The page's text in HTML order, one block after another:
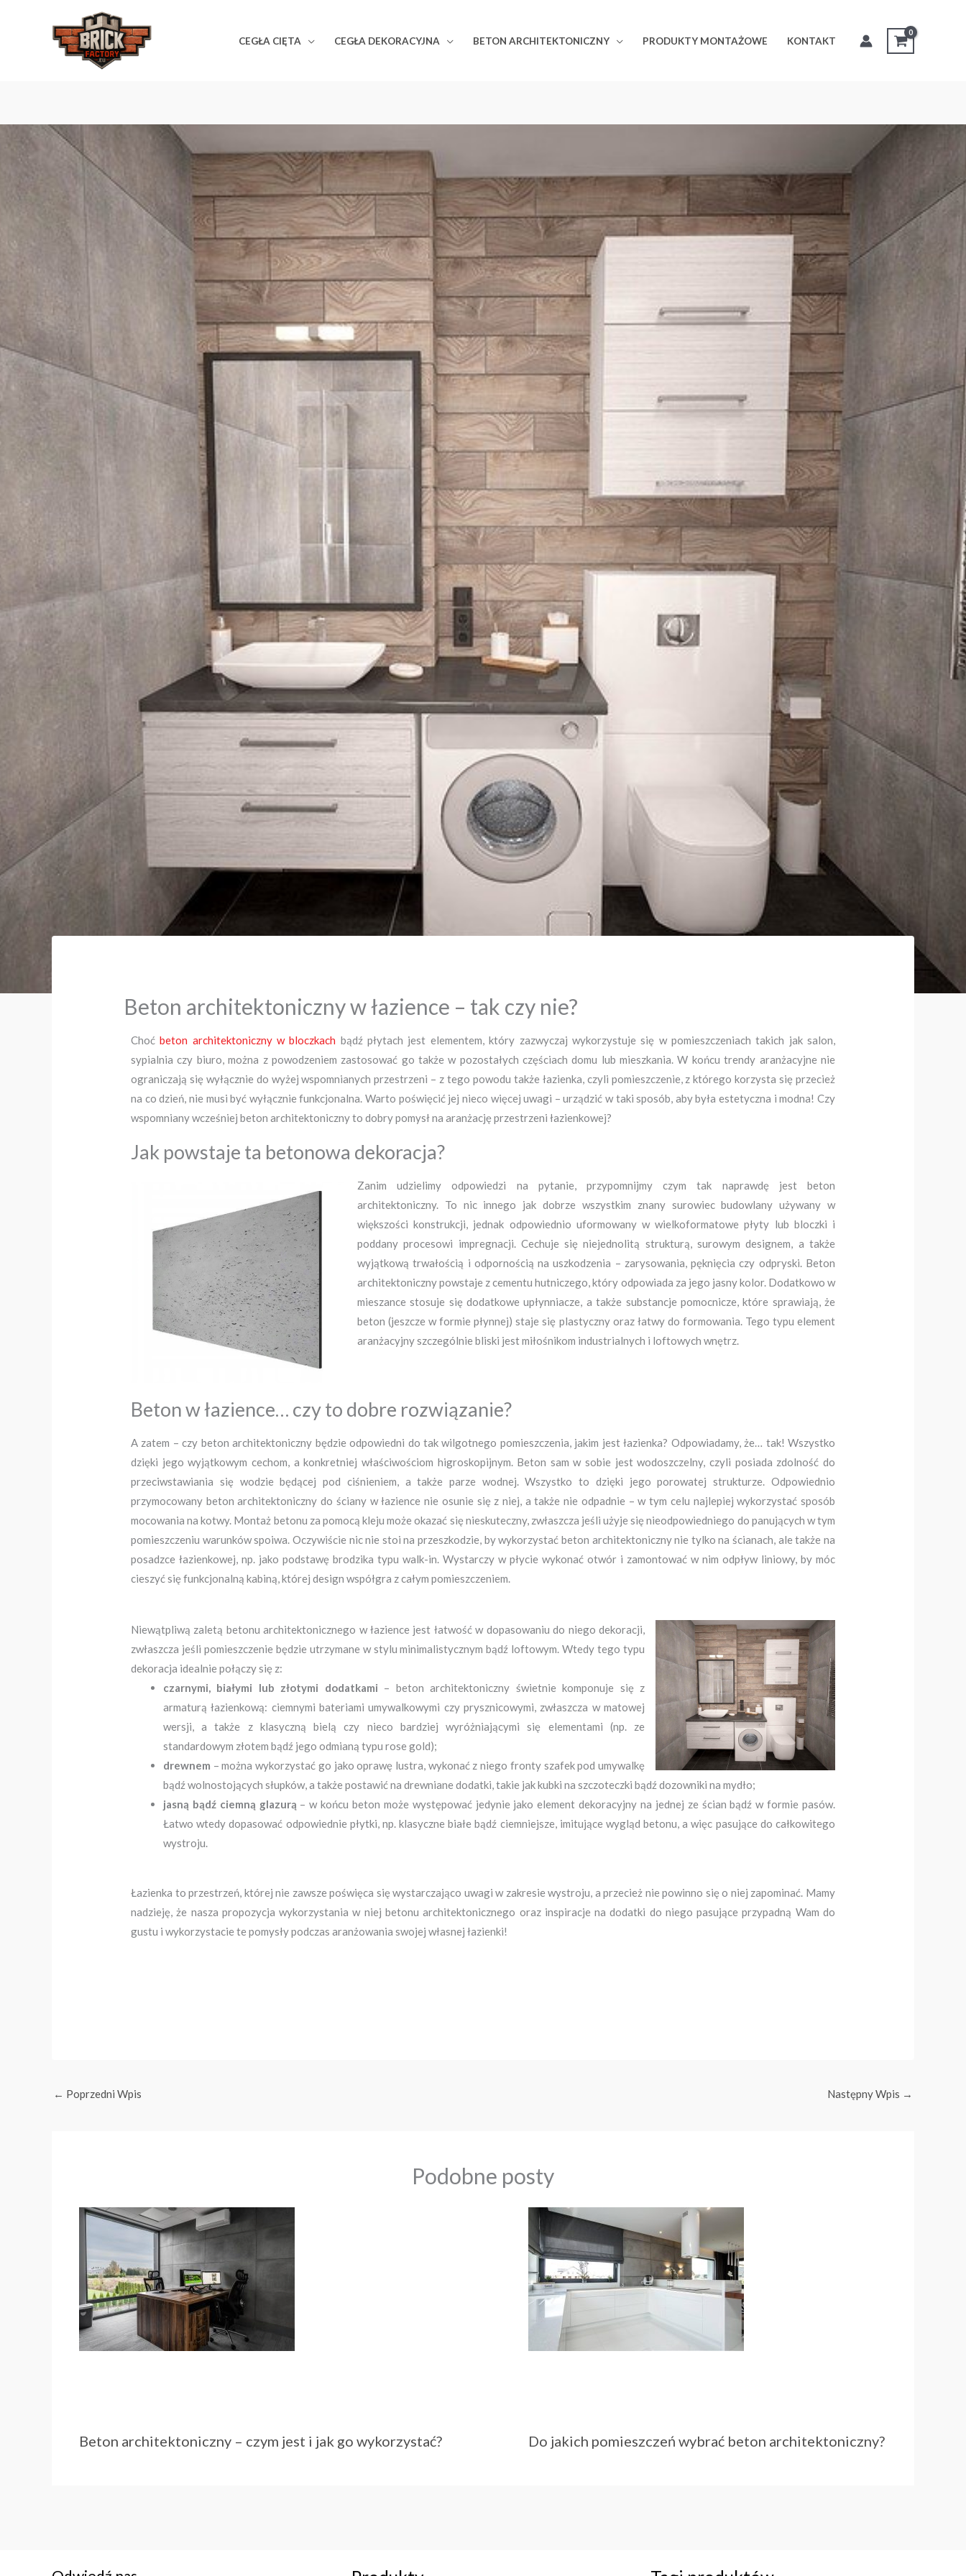
CEGŁA CIĘTA CEGŁA DEKORACYJNA BETON ARCHITEKTONICZNY PRODUKTY MONTAŻOWE KONTAKT
Beton architektoniczny w łazience – tak czy nie?
Choćbeton architektoniczny w bloczkach bądź płytach jest elementem, który zazwyczaj wykorzystuje się w pomieszczeniach takich jak salon,
sypialnia czy biuro, można z powodzeniem zastosować go także w pozostałych częściach domu lub mieszkania. W końcu trendy aranżacyjne nie
ograniczają się wyłącznie do wyżej wspomnianych przestrzeni – z tego powodu także łazienka, czyli pomieszczenie, z którego korzysta się przecież
na co dzień, nie musi być wyłącznie funkcjonalna. Warto poświęcić jej nieco więcej uwagi – urządzić w taki sposób, aby była estetyczna i modna! Czy
wspomniany wcześniej beton architektoniczny to dobry pomysł na aranżację przestrzeni łazienkowej?
Jak powstaje ta betonowa dekoracja?
Zanim udzielimy odpowiedzi na pytanie, przypomnijmy czym tak naprawdę jest beton
architektoniczny. To nic innego jak dobrze wszystkim znany surowiec budowlany używany w
większości konstrukcji, jednak odpowiednio uformowany w wielkoformatowe płyty lub bloczki i
poddany procesowi impregnacji. Cechuje się niejednolitą strukturą, surowym designem, a także
wyjątkową trwałością i odpornością na uszkodzenia – zarysowania, pęknięcia czy odpryski. Beton
architektoniczny powstaje z cementu hutniczego, który odpowiada za jego jasny kolor. Dodatkowo w
mieszance stosuje się dodatkowe upłynniacze, a także substancje pomocnicze, które sprawiają, że
beton (jeszcze w formie płynnej) staje się plastyczny oraz łatwy do formowania. Tego typu element
aranżacyjny szczególnie bliski jest miłośnikom industrialnych i loftowych wnętrz.
Beton w łazience… czy to dobre rozwiązanie?
A zatem – czy beton architektoniczny będzie odpowiedni do tak wilgotnego pomieszczenia, jakim jest łazienka? Odpowiadamy, że… tak! Wszystko
dzięki jego wyjątkowym cechom, a konkretniej właściwościom higroskopijnym. Beton sam w sobie jest wodoszczelny, czyli posiada zdolność do
przeciwstawiania się wodzie będącej pod ciśnieniem, a także parze wodnej. Wszystko to dzięki jego porowatej strukturze. Odpowiednio
przymocowany beton architektoniczny do ściany w łazience nie osunie się z niej, a także nie odpadnie – w tym celu najlepiej wykorzystać sposób
mocowania na kotwy. Montaż betonu za pomocą kleju może okazać się nieskuteczny, zwłaszcza jeśli użyje się nieodpowiedniego do panujących w tym
pomieszczeniu warunków spoiwa. Oczywiście nic nie stoi na przeszkodzie, by wykorzystać beton architektoniczny nie tylko na ścianach, ale także na
posadzce łazienkowej, np. jako podstawę brodzika typu walk-in. Wystarczy w płycie wykonać otwór i zamontować w nim odpływ liniowy, by móc
cieszyć się funkcjonalną kabiną, której design współgra z całym pomieszczeniem.
Niewątpliwą zaletą betonu architektonicznego w łazience jest łatwość w dopasowaniu do niego dekoracji,
zwłaszcza jeśli pomieszczenie będzie utrzymane w stylu minimalistycznym bądź loftowym. Wtedy tego typu
dekoracja idealnie połączy się z:
czarnymi, białymi lub złotymi dodatkami – beton architektoniczny świetnie komponuje się z
armaturą łazienkową: ciemnymi bateriami umywalkowymi czy prysznicowymi, zwłaszcza w matowej
wersji, a także z klasyczną bielą czy nieco bardziej wyróżniającymi się elementami (np. ze
standardowym złotem bądź jego odmianą typu rose gold);
drewnem – można wykorzystać go jako oprawę lustra, wykonać z niego fronty szafek pod umywalkę
bądź wolnostojących słupków, a także postawić na drewniane dodatki, takie jak kubki na szczoteczki bądź dozowniki na mydło;
jasną bądź ciemną glazurą – w końcu beton może występować jedynie jako element dekoracyjny na jednej ze ścian bądź w formie pasów.
Łatwo wtedy dopasować odpowiednie płytki, np. klasyczne białe bądź ciemniejsze, imitujące wygląd betonu, a więc pasujące do całkowitego
wystroju.
Łazienka to przestrzeń, której nie zawsze poświęca się wystarczająco uwagi w zakresie wystroju, a przecież nie powinno się o niej zapominać. Mamy
nadzieję, że nasza propozycja wykorzystania w niej betonu architektonicznego oraz inspiracje na dodatki do niego pasujące przypadną Wam do
gustu i wykorzystacie te pomysły podczas aranżowania swojej własnej łazienki!
← Poprzedni Wpis Następny Wpis →
Podobne posty
Beton architektoniczny – czym jest i jak go wykorzystać? Do jakich pomieszczeń wybrać beton architektoniczny?